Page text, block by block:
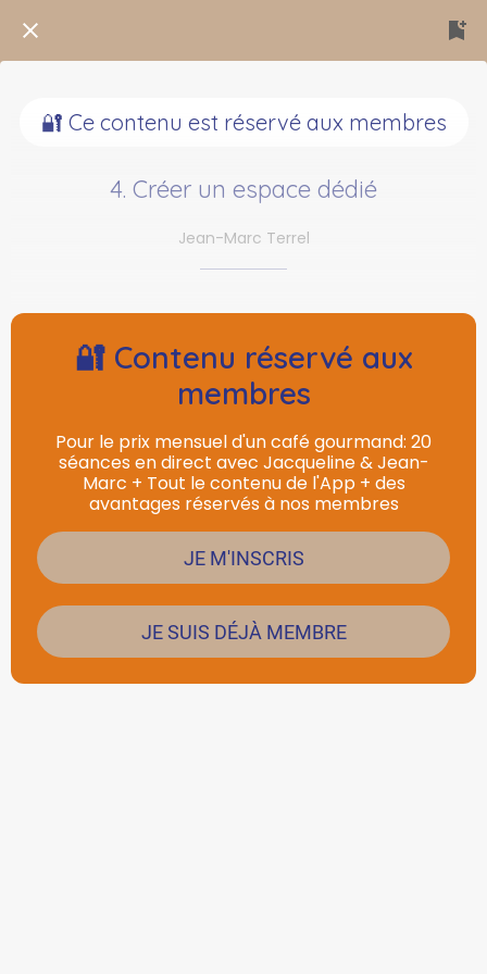
🔐 Ce contenu est réservé aux membres
4. Créer un espace dédié
Jean-Marc Terrel
🔐 Contenu réservé aux
membres
Pour le prix mensuel d'un café gourmand: 20
séances en direct avec Jacqueline & Jean-
Marc + Tout le contenu de l'App + des
avantages réservés à nos membres
JE M'INSCRIS
JE SUIS DÉJÀ MEMBRE